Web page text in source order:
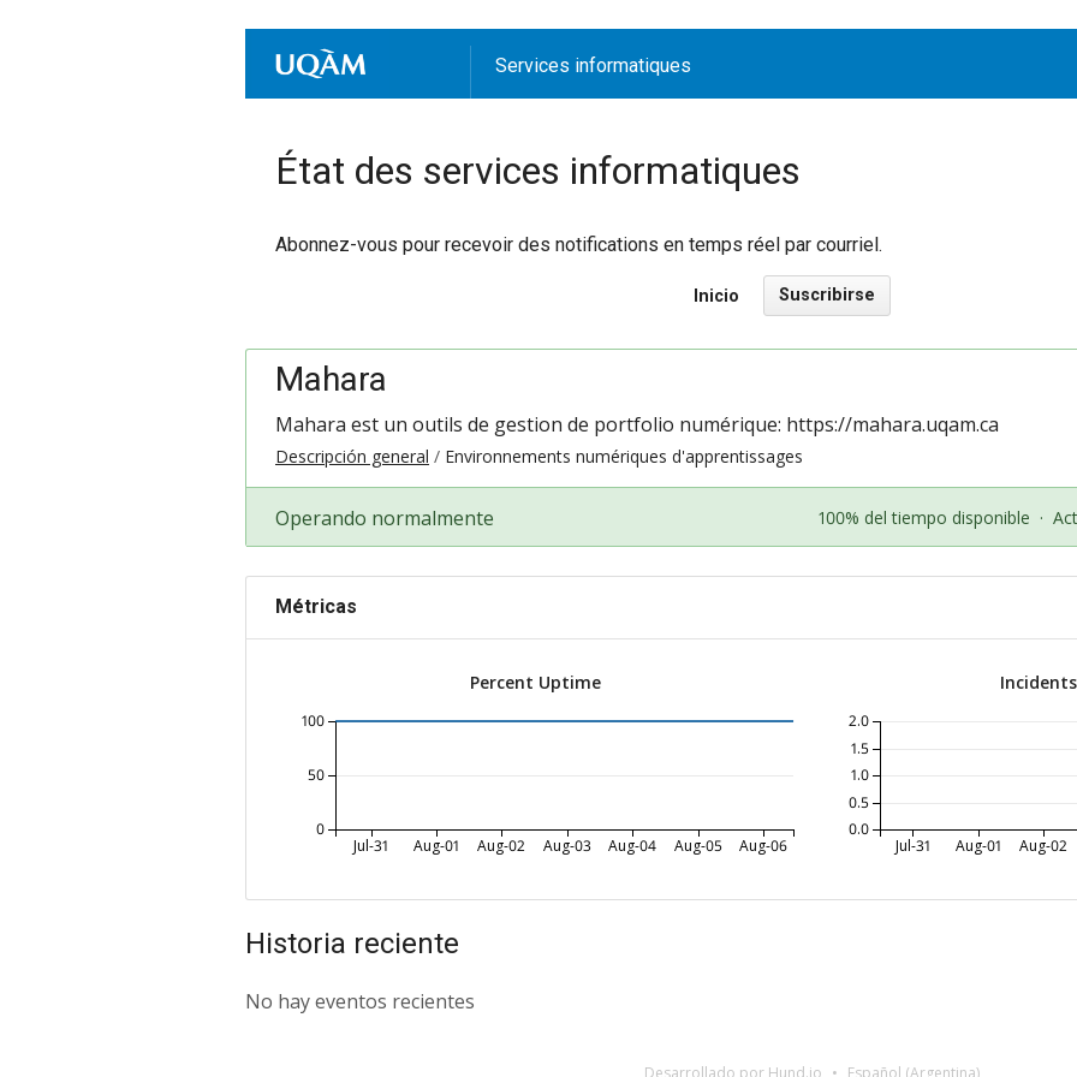
Services informatiques
État des services informatiques
Abonnez-vous pour recevoir des notifications en temps réel par courriel.
Inicio Suscribirse
Mahara
Mahara est un outils de gestion de portfolio numérique: https://mahara.uqam.ca
Descripción general Environnements numériques d'apprentissages
Operando normalmente 100% del tiempo disponible ·
Métricas
Percent Uptime
Jul-31 Aug-01 Aug-02 Aug-03 Aug-04 Aug-05 Aug-06
0
50
100
Jul-31 Aug-01 Aug-02
0.0
0.5
1.0
1.5
2.0
Historia reciente
No hay eventos recientes
Desarrollado por Hund.io Español (Argentina)